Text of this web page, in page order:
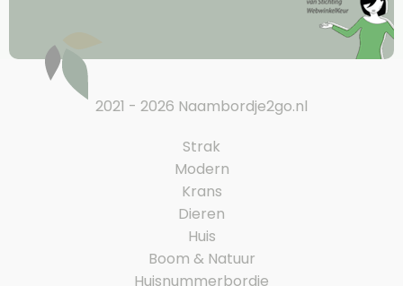
2021 - 2026 Naambordje2go.nl
Strak
Modern
Krans
Dieren
Huis
Boom & Natuur
Huisnummerbordje